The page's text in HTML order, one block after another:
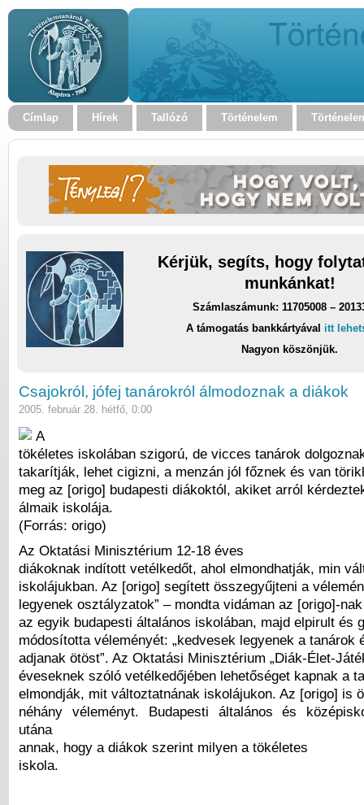
Címlap Hírek Tallózó Történelem
Kérjük, segíts, hogy
munkánkat!
Számlaszámunk: 11705008 –
A támogatás bankkártyával itt
Nagyon köszönjük.
Csajokról, jófej tanárokról álmodoznak a diákok
2005. február 28. hétfő, 0:00
A
tökéletes iskolában szigorú, de vicces tanárok
takarítják, lehet cigizni, a menzán jól főznek és van
meg az [origo] budapesti diákoktól, akiket arról
álmaik iskolája.
(Forrás: origo)
Az Oktatási Minisztérium 12-18 éves
diákoknak indított vetélkedőt, ahol elmondhatják, min
iskolájukban. Az [origo] segített összegyűjteni a
legyenek osztályzatok” – mondta vidáman az [origo]-
az egyik budapesti általános iskolában, majd elpirult és
módosította véleményét: „kedvesek legyenek a tanárok
adjanak ötöst”. Az Oktatási Minisztérium „Diák-Élet-
éveseknek szóló vetélkedőjében lehetőséget kapnak a
elmondják, mit változtatnának iskolájukon. Az [origo] is
néhány véleményt. Budapesti általános és
utána
annak, hogy a diákok szerint milyen a tökéletes
iskola.